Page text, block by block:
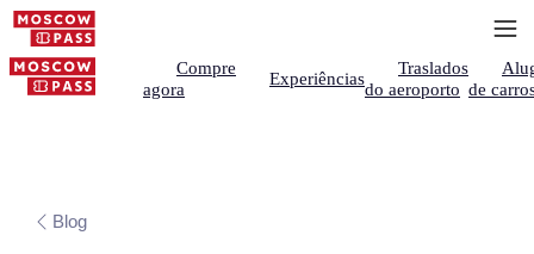
Compre
agora
Experiências
Traslados
do aeroporto de
Blog